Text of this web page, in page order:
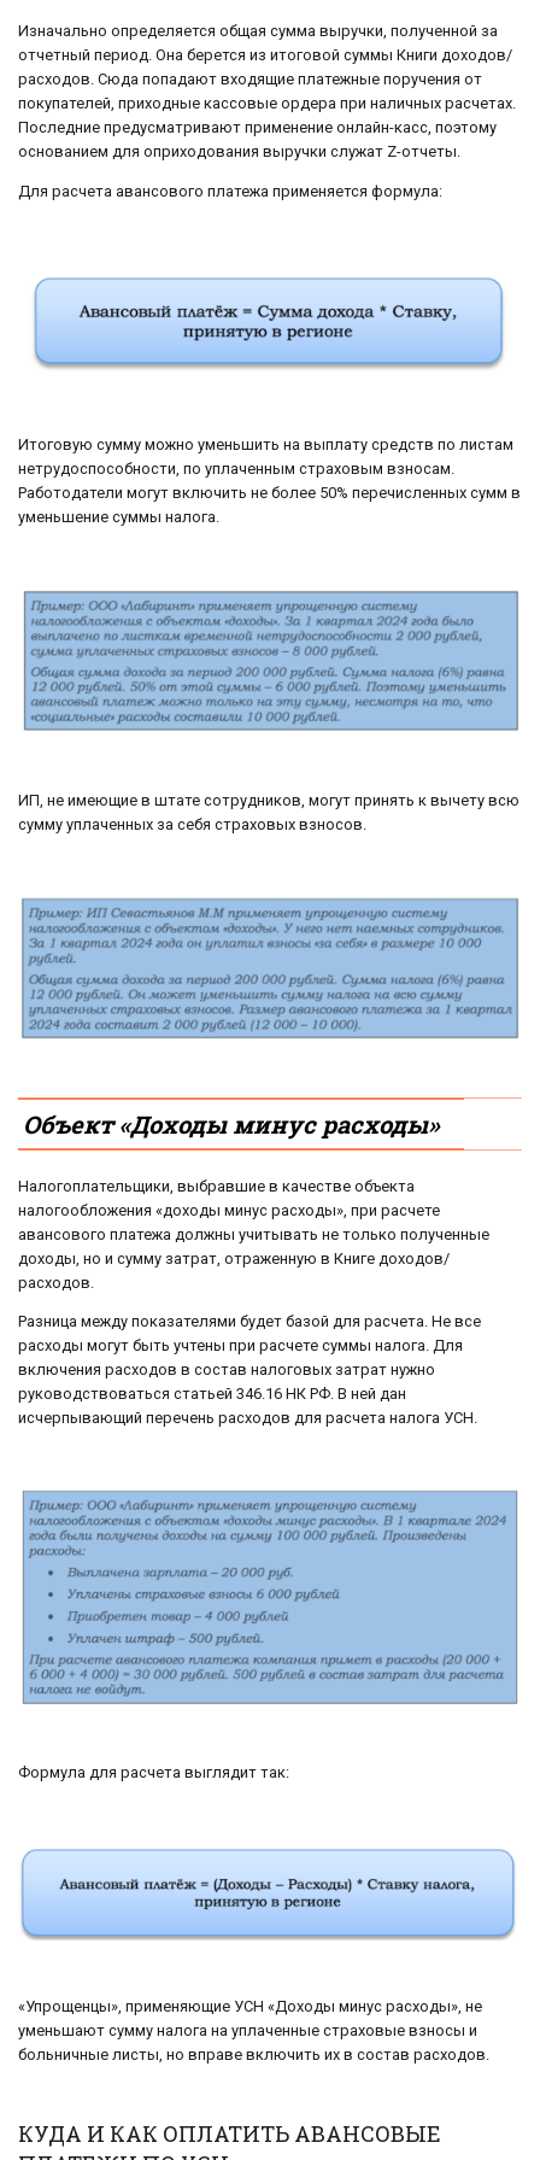
Изначально определяется общая сумма выручки, полученной за
отчетный период. Она берется из итоговой суммы Книги доходов/
расходов. Сюда попадают входящие платежные поручения от
покупателей, приходные кассовые ордера при наличных расчетах.
Последние предусматривают применение онлайн-касс, поэтому
основанием для оприходования выручки служат Z-отчеты.
Для расчета авансового платежа применяется формула:
Итоговую сумму можно уменьшить на выплату средств по листам
нетрудоспособности, по уплаченным страховым взносам.
Работодатели могут включить не более 50% перечисленных сумм в
уменьшение суммы налога.
ИП, не имеющие в штате сотрудников, могут принять к вычету всю
сумму уплаченных за себя страховых взносов.
Объект «Доходы минус расходы»
Налогоплательщики, выбравшие в качестве объекта
налогообложения «доходы минус расходы», при расчете
авансового платежа должны учитывать не только полученные
доходы, но и сумму затрат, отраженную в Книге доходов/
расходов.
Разница между показателями будет базой для расчета. Не все
расходы могут быть учтены при расчете суммы налога. Для
включения расходов в состав налоговых затрат нужно
руководствоваться статьей 346.16 НК РФ. В ней дан
исчерпывающий перечень расходов для расчета налога УСН.
Формула для расчета выглядит так:
«Упрощенцы», применяющие УСН «Доходы минус расходы», не
уменьшают сумму налога на уплаченные страховые взносы и
больничные листы, но вправе включить их в состав расходов.
КУДА И КАК ОПЛАТИТЬ АВАНСОВЫЕ